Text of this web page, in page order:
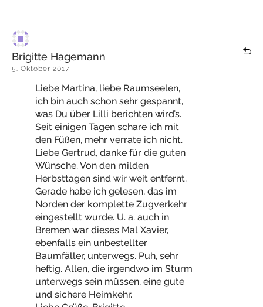
Brigitte Hagemann
5. Oktober 2017
Liebe Martina, liebe Raumseelen,
ich bin auch schon sehr gespannt,
was Du über Lilli berichten wird’s.
Seit einigen Tagen schare ich mit
den Füßen, mehr verrate ich nicht.
Liebe Gertrud, danke für die guten
Wünsche. Von den milden
Herbsttagen sind wir weit entfernt.
Gerade habe ich gelesen, das im
Norden der komplette Zugverkehr
eingestellt wurde. U. a. auch in
Bremen war dieses Mal Xavier,
ebenfalls ein unbestellter
Baumfäller, unterwegs. Puh, sehr
heftig. Allen, die irgendwo im Sturm
unterwegs sein müssen, eine gute
und sichere Heimkehr.